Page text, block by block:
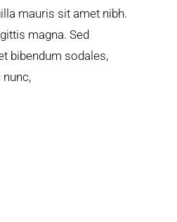
mauris sit amet nibh.
magna. Sed
bibendum sodales,